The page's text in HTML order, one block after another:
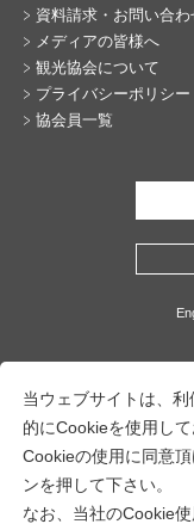
当ウェブサイトは、
的にCookieを使用して
Cookieの使用に同意
ンを押して下さい。
なお、当社のCookie
資料請求・お問い合わ
メディアの皆様へ
観光協会について
プライバシーポリシー
協会員一覧